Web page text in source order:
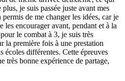
je suis passée juste avant mes
de me changer les idées, car je
les encourager avant, pendant et à la
le combat à 3, je suis très
la première fois à une prestation
écoles différentes. Cette épreuves
très bonne expérience de partage,